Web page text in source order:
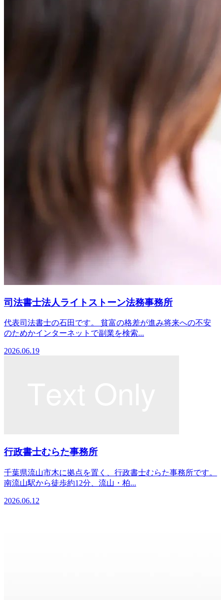
司法書士法人ライトストーン法務事務所
代表司法書士の石田です。 貧富の格差が進み将来への不安
のためかインターネットで副業を検索...
2026.06.19
行政書士むらた事務所
千葉県流山市木に拠点を置く、行政書士むらた事務所です。
南流山駅から徒歩約12分、流山・柏...
2026.06.12